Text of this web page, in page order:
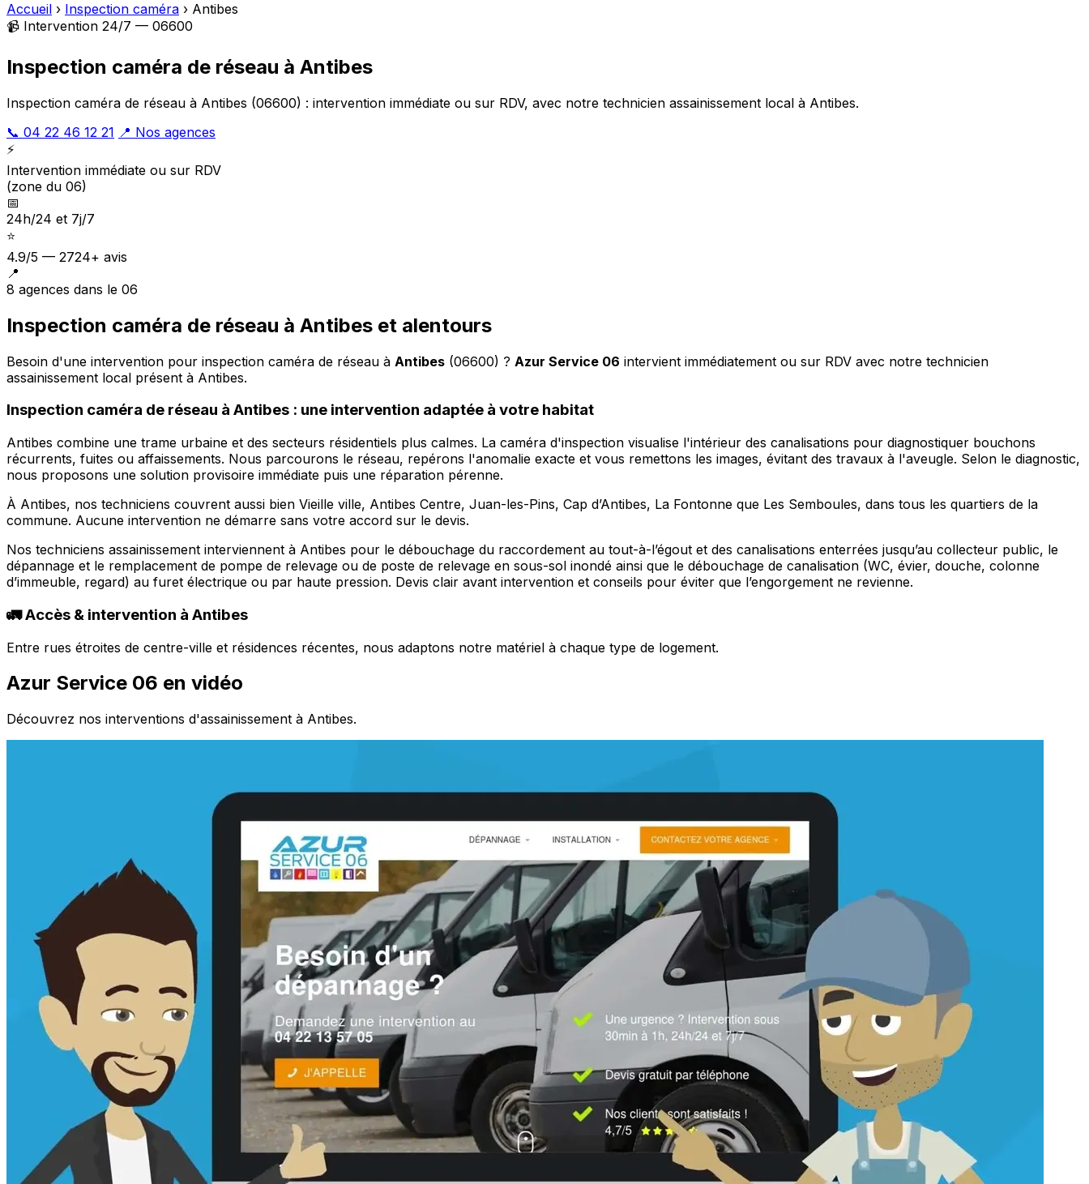
Accueil › Inspection caméra › Antibes
📹 Intervention 24/7 — 06600
Inspection caméra de réseau à Antibes
Inspection caméra de réseau à Antibes (06600) : intervention immédiate ou sur RDV, avec notre technicien assainissement local à Antibes.
📞 04 22 46 12 21 📍 Nos agences
⚡
Intervention immédiate ou sur RDV
(zone du 06)
📅
24h/24 et 7j/7
⭐
4.9/5 — 2724+ avis
📍
8 agences dans le 06
Inspection caméra de réseau à Antibes et alentours
Besoin d'une intervention pour inspection caméra de réseau à Antibes (06600) ? Azur Service 06 intervient immédiatement ou sur RDV avec notre technicien
assainissement local présent à Antibes.
Inspection caméra de réseau à Antibes : une intervention adaptée à votre habitat
Antibes combine une trame urbaine et des secteurs résidentiels plus calmes. La caméra d'inspection visualise l'intérieur des canalisations pour diagnostiquer bouchons
récurrents, fuites ou affaissements. Nous parcourons le réseau, repérons l'anomalie exacte et vous remettons les images, évitant des travaux à l'aveugle. Selon le diagnostic,
nous proposons une solution provisoire immédiate puis une réparation pérenne.
À Antibes, nos techniciens couvrent aussi bien Vieille ville, Antibes Centre, Juan-les-Pins, Cap d’Antibes, La Fontonne que Les Semboules, dans tous les quartiers de la
commune. Aucune intervention ne démarre sans votre accord sur le devis.
Nos techniciens assainissement interviennent à Antibes pour le débouchage du raccordement au tout-à-l’égout et des canalisations enterrées jusqu’au collecteur public, le
dépannage et le remplacement de pompe de relevage ou de poste de relevage en sous-sol inondé ainsi que le débouchage de canalisation (WC, évier, douche, colonne
d’immeuble, regard) au furet électrique ou par haute pression. Devis clair avant intervention et conseils pour éviter que l’engorgement ne revienne.
🚛 Accès & intervention à Antibes
Entre rues étroites de centre-ville et résidences récentes, nous adaptons notre matériel à chaque type de logement.
Azur Service 06 en vidéo
Découvrez nos interventions d'assainissement à Antibes.